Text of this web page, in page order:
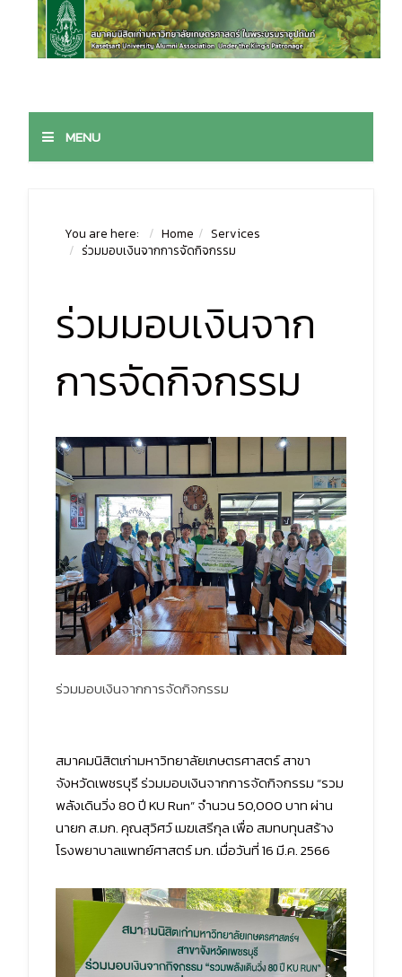
MENU
You are here: Home
Services
ร่วมมอบเงินจากการจัดกิจกรรม
ร่วมมอบเงินจาก
การจัดกิจกรรม
ร่วมมอบเงินจากการจัดกิจกรรม
สมาคมนิสิตเก่ามหาวิทยาลัยเกษตรศาสตร์ สาขา
จังหวัดเพชรบุรี ร่วมมอบเงินจากการจัดกิจกรรม “รวม
พลังเดินวิ่ง 80 ปี KU Run” จำนวน 50,000 บาท ผ่าน
นายก ส.มก. คุณสุวิศว์ เมฆเสรีกุล เพื่อ สมทบทุนสร้าง
โรงพยาบาลแพทย์ศาสตร์ มก. เมื่อวันที่ 16 มี.ค. 2566